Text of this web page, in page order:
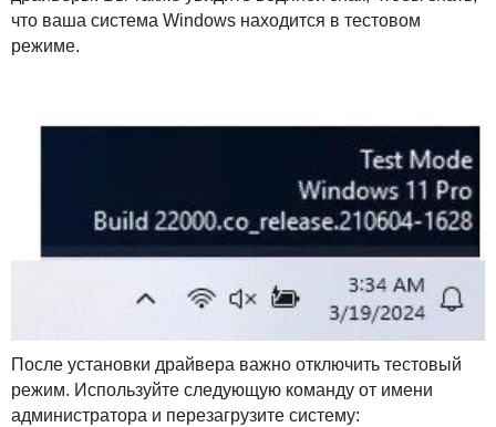
что ваша система Windows находится в тестовом
режиме.
После установки драйвера важно отключить тестовый
режим. Используйте следующую команду от имени
администратора и перезагрузите систему: